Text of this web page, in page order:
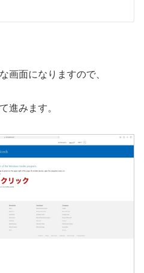
画面になりますので、
進みます。